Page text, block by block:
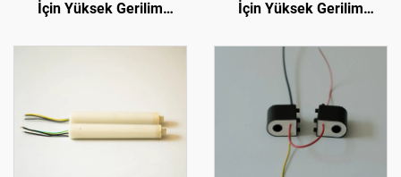
İçin Yüksek Gerilim
İçin Yüksek Gerilim